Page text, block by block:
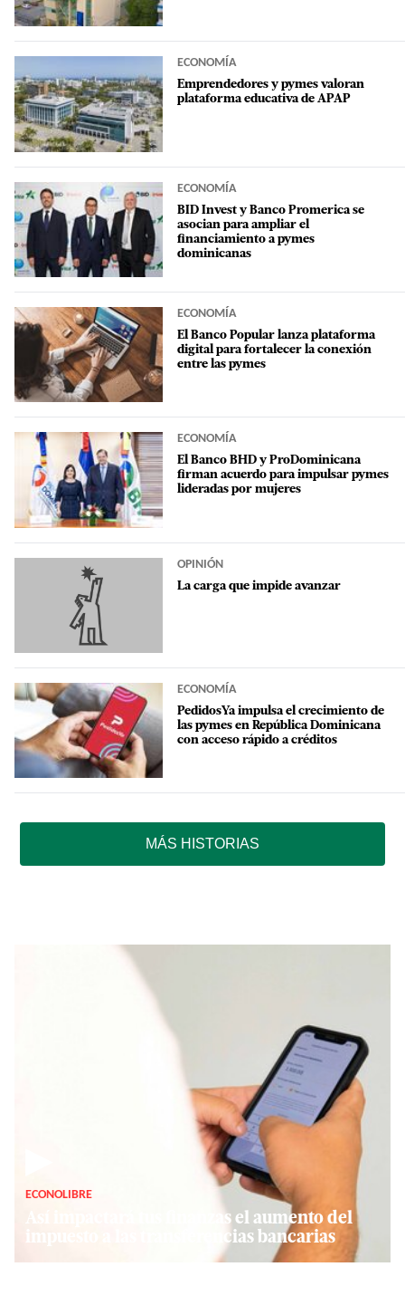
ECONOMÍA
Emprendedores y pymes valoran
plataforma educativa de APAP
ECONOMÍA
BID Invest y Banco Promerica se
asocian para ampliar el
financiamiento a pymes
dominicanas
ECONOMÍA
El Banco Popular lanza plataforma
digital para fortalecer la conexión
entre las pymes
ECONOMÍA
El Banco BHD y ProDominicana
firman acuerdo para impulsar pymes
lideradas por mujeres
OPINIÓN
La carga que impide avanzar
ECONOMÍA
PedidosYa impulsa el crecimiento de
las pymes en República Dominicana
con acceso rápido a créditos
MÁS HISTORIAS
ECONOLIBRE
Así impactará tus finanzas el aumento del
impuesto a las transferencias bancarias